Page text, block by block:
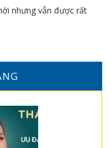
nhưng vẫn được rất